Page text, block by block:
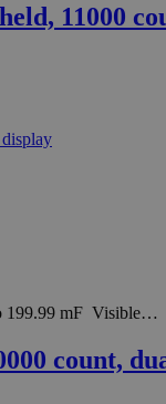
11000
199.99 mF Visible…
count,